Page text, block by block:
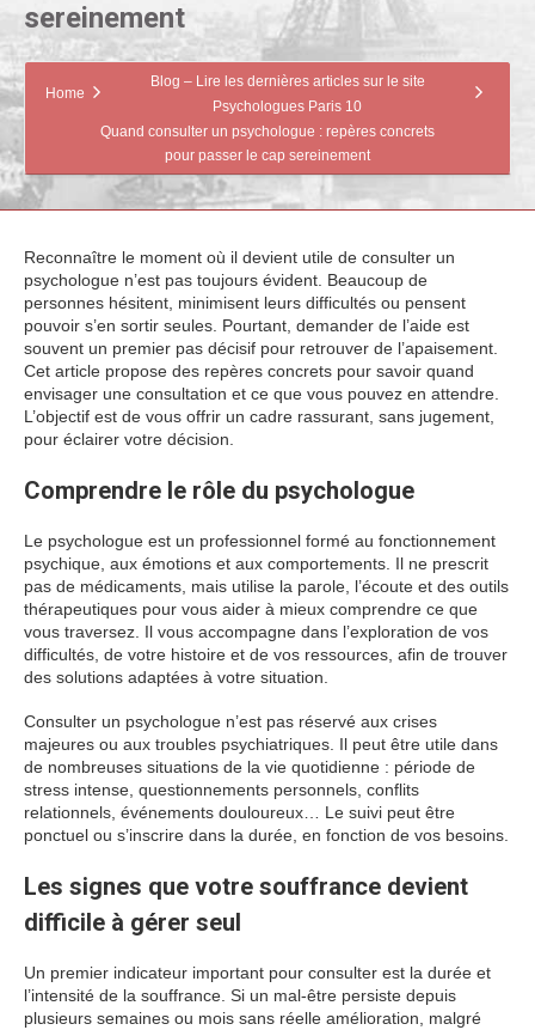
sereinement
Home
Blog – Lire les dernières articles sur le site
Psychologues Paris 10
Quand consulter un psychologue : repères concrets
pour passer le cap sereinement
Reconnaître le moment où il devient utile de consulter un
psychologue n’est pas toujours évident. Beaucoup de
personnes hésitent, minimisent leurs difficultés ou pensent
pouvoir s’en sortir seules. Pourtant, demander de l’aide est
souvent un premier pas décisif pour retrouver de l’apaisement.
Cet article propose des repères concrets pour savoir quand
envisager une consultation et ce que vous pouvez en attendre.
L’objectif est de vous offrir un cadre rassurant, sans jugement,
pour éclairer votre décision.
Comprendre le rôle du psychologue
Le psychologue est un professionnel formé au fonctionnement
psychique, aux émotions et aux comportements. Il ne prescrit
pas de médicaments, mais utilise la parole, l’écoute et des outils
thérapeutiques pour vous aider à mieux comprendre ce que
vous traversez. Il vous accompagne dans l’exploration de vos
difficultés, de votre histoire et de vos ressources, afin de trouver
des solutions adaptées à votre situation.
Consulter un psychologue n’est pas réservé aux crises
majeures ou aux troubles psychiatriques. Il peut être utile dans
de nombreuses situations de la vie quotidienne : période de
stress intense, questionnements personnels, conflits
relationnels, événements douloureux… Le suivi peut être
ponctuel ou s’inscrire dans la durée, en fonction de vos besoins.
Les signes que votre souffrance devient
difficile à gérer seul
Un premier indicateur important pour consulter est la durée et
l’intensité de la souffrance. Si un mal-être persiste depuis
plusieurs semaines ou mois sans réelle amélioration, malgré